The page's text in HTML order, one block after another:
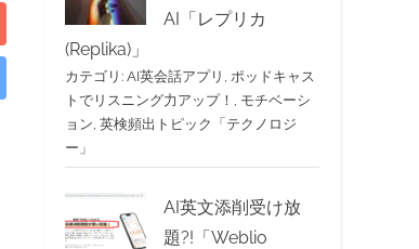
AI「レプリカ
(Replika)」
カテゴリ: AI英会話アプリ
ポッドキャス
トでリスニング力アップ！
モチベーシ
ョン 英検頻出トピック「テクノロジ
ー」
AI英文添削受け放
題?!「Weblio